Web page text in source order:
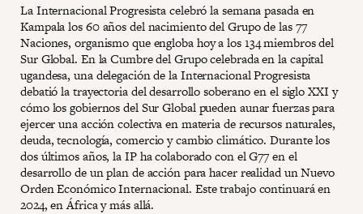
La Internacional Progresista celebró la semana pasada en
Kampala los 60 años del nacimiento del Grupo de las 77
Naciones, organismo que engloba hoy a los 134 miembros del
Sur Global. En la Cumbre del Grupo celebrada en la capital
ugandesa, una delegación de la Internacional Progresista
debatió la trayectoria del desarrollo soberano en el siglo XXI y
cómo los gobiernos del Sur Global pueden aunar fuerzas para
ejercer una acción colectiva en materia de recursos naturales,
deuda, tecnología, comercio y cambio climático. Durante los
dos últimos años, la IP ha colaborado con el G77 en el
desarrollo de un plan de acción para hacer realidad un Nuevo
Orden Económico Internacional. Este trabajo continuará en
2024, en África y más allá.